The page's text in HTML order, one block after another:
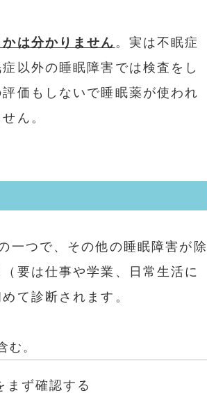
は分かりません 。実は不眠症
以外の睡眠障害では検査をし
価もしないで睡眠薬が使われ
ん。
一つで、その他の睡眠障害が除
要は仕事や学業、日常生活に
て診断されます。
む。
まず確認する